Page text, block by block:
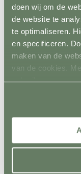
doen wij om de
de website te
te optimaliseren.
en specificeren.
maken van de
van de cookies.
gebruik van
Rijhal /
Conditie en